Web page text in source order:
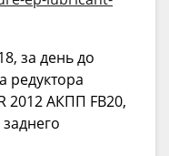
за день до
редуктора
2012 АКПП FB20,